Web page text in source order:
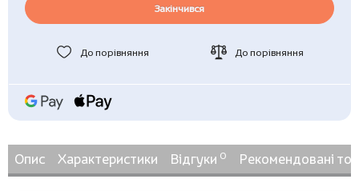
Закінчився
До порівняння До порівняння
Опис Характеристики Відгуки 0 Рекомендовані